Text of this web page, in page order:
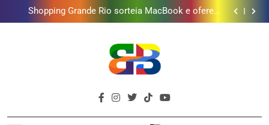
vinho em campanha de Dia dos Pais
Obra garante a preservação de 190 milhões de litros
de água por ano na Baixada Fluminense
Deputado Reimont quer reduzir idade mínima para
Lins em Nova Iguaçu neste fim de semana
Shopping Grande Rio sorteia MacBook e oferece
vinho em campanha de Dia dos Pais
Obra garante a preservação de 190 milhões de litros
de água por ano na Baixada Fluminense
Deputado Reimont quer reduzir idade mínima para
mulheres receberem o BPC
Brava
Baixada
Baixada Fluminense Em Destaque!